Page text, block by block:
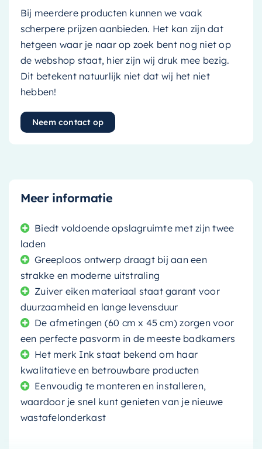
Bij meerdere producten kunnen we vaak
scherpere prijzen aanbieden. Het kan zijn dat
hetgeen waar je naar op zoek bent nog niet op
de webshop staat, hier zijn wij druk mee bezig.
Dit betekent natuurlijk niet dat wij het niet
hebben!
Neem contact op
Meer informatie
Biedt voldoende opslagruimte met zijn twee
laden
Greeploos ontwerp draagt bij aan een
strakke en moderne uitstraling
Zuiver eiken materiaal staat garant voor
duurzaamheid en lange levensduur
De afmetingen (60 cm x 45 cm) zorgen voor
een perfecte pasvorm in de meeste badkamers
Het merk Ink staat bekend om haar
kwalitatieve en betrouwbare producten
Eenvoudig te monteren en installeren,
waardoor je snel kunt genieten van je nieuwe
wastafelonderkast